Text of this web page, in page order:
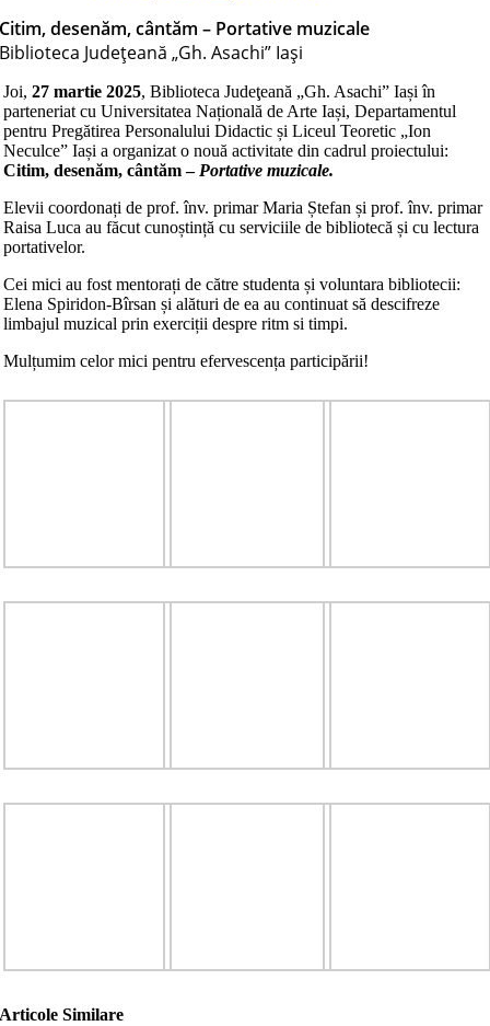
Citim, desenăm, cântăm – Portative muzicale
Biblioteca Judeţeană „Gh. Asachi” Iaşi
Joi, 27 martie 2025, Biblioteca Judeţeană „Gh. Asachi” Iași în
parteneriat cu Universitatea Națională de Arte Iași, Departamentul
pentru Pregătirea Personalului Didactic și Liceul Teoretic „Ion
Neculce” Iași a organizat o nouă activitate din cadrul proiectului:
Citim, desenăm, cântăm – Portative muzicale.
Elevii coordonați de prof. înv. primar Maria Ștefan și prof. înv. primar
Raisa Luca au făcut cunoștință cu serviciile de bibliotecă și cu lectura
portativelor.
Cei mici au fost mentorați de către studenta și voluntara bibliotecii:
Elena Spiridon-Bîrsan și alături de ea au continuat să descifreze
limbajul muzical prin exerciții despre ritm si timpi.
Mulțumim celor mici pentru efervescența participării!
Articole Similare